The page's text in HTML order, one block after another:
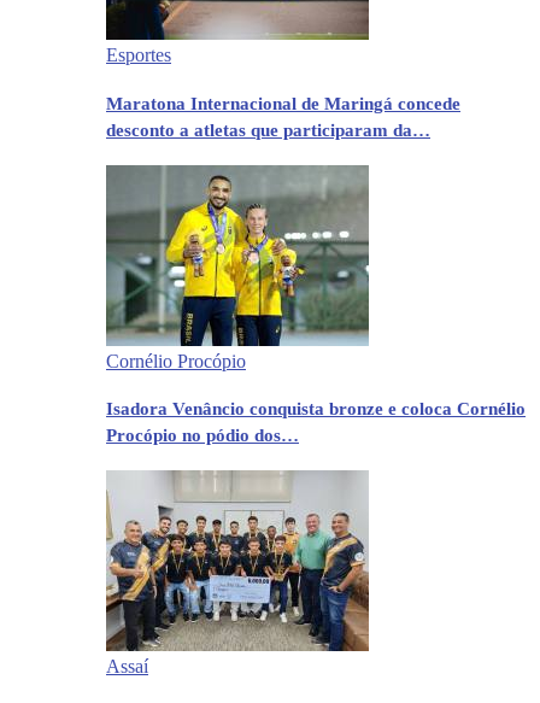
Esportes
Maratona Internacional de Maringá concede
desconto a atletas que participaram da…
Cornélio Procópio
Isadora Venâncio conquista bronze e coloca Cornélio
Procópio no pódio dos…
Assaí